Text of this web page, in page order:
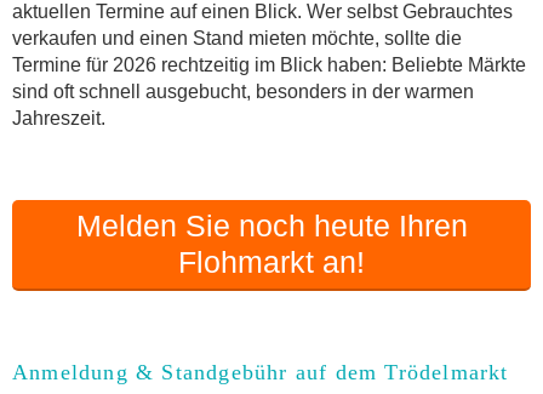
Aktuelle Flohmarkt-Termine für Tittling und
Umgebung
Kleinanzeigen Tittling als Alternative zum
Trödelmarkt
Flohmarkt-Termin melden
aktuellen Termine auf einen Blick. Wer selbst Gebrauchtes
verkaufen und einen Stand mieten möchte, sollte die
Termine für 2026 rechtzeitig im Blick haben: Beliebte Märkte
sind oft schnell ausgebucht, besonders in der warmen
Jahreszeit.
Melden Sie noch heute Ihren
Flohmarkt an!
Anmeldung & Standgebühr auf dem Trödelmarkt